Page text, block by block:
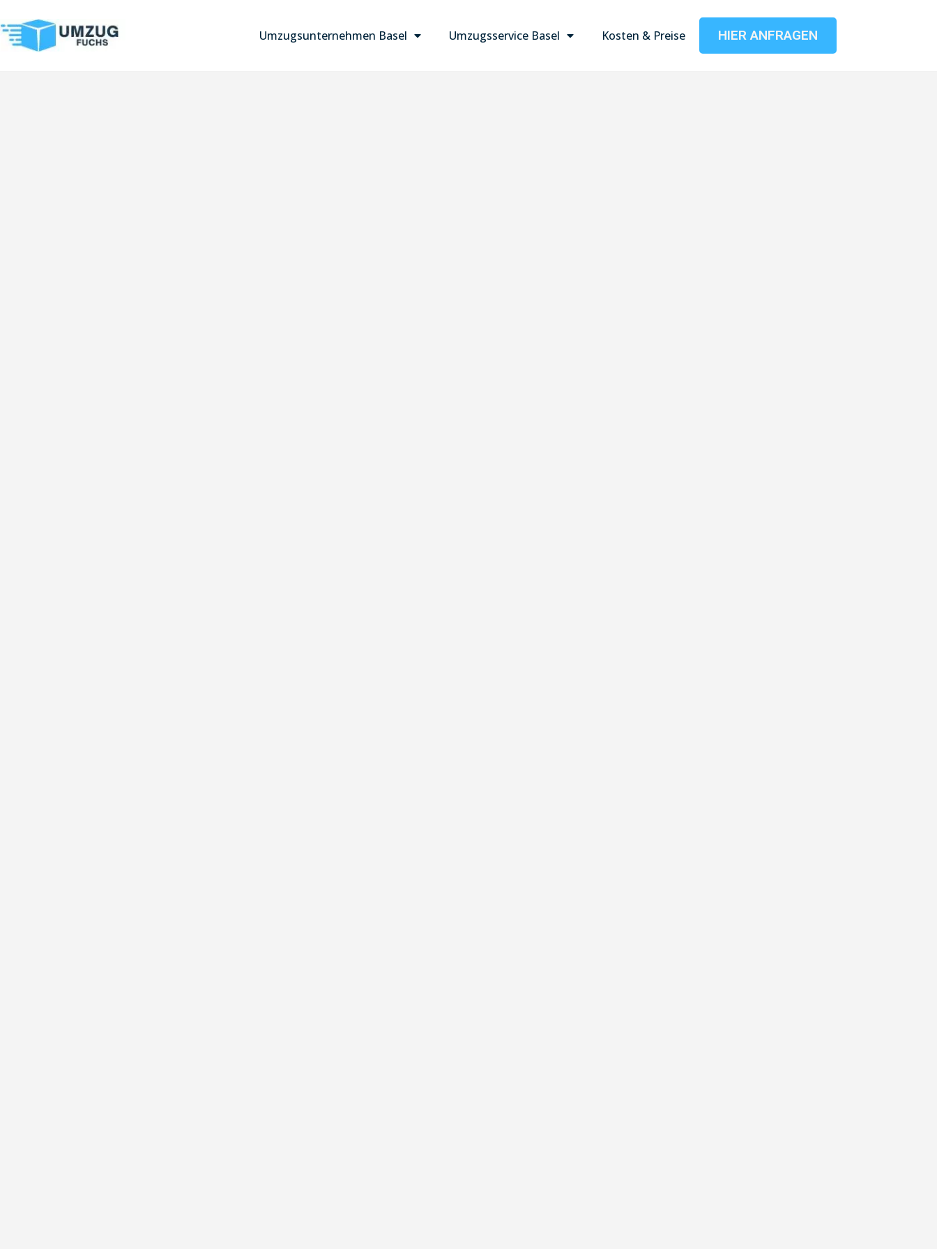
Umzugsunternehmen Basel Umzugsservice Basel Kosten & Preise HIER ANFRAGEN